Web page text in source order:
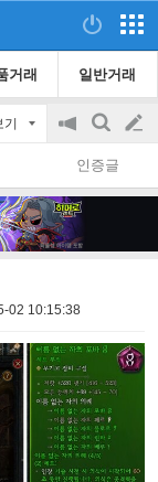
거래 일반거래
기
공
on/off
검
색
글
쓰
인증글
02 10:15:38